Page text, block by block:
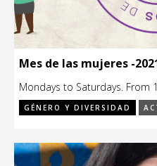
Mes de las mujeres -
Mondays to Saturdays. From
GÉNERO Y DIVERSIDAD